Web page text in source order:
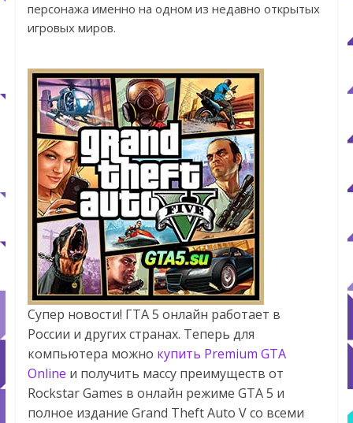
персонажа именно на одном из недавно открытых
игровых миров.
Супер новости! ГТА 5 онлайн работает в
России и других странах. Теперь для
компьютера можно купить Premium GTA
Online и получить массу преимуществ от
Rockstar Games в онлайн режиме GTA 5 и
полное издание Grand Theft Auto V со всеми